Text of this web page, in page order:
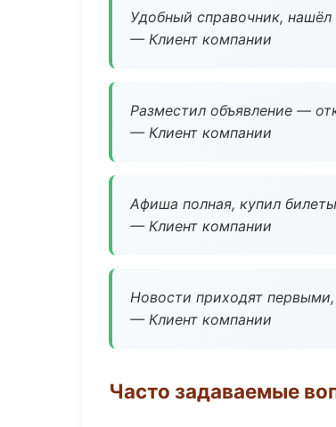
Удобный справочник,
— Клиент компании
Разместил объявление —
— Клиент компании
Афиша полная, купил
— Клиент компании
Новости приходят
— Клиент компании
Часто задаваемые